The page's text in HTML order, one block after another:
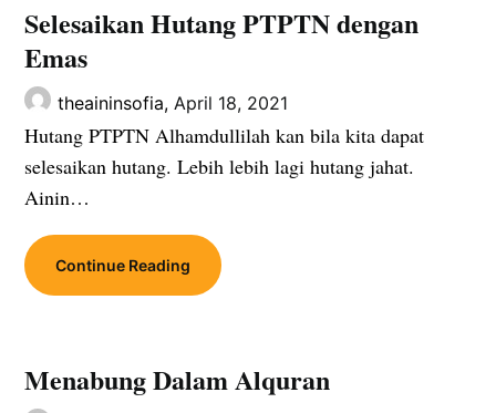
Selesaikan Hutang PTPTN dengan
Emas
theaininsofia,April 18, 2021
Hutang PTPTN Alhamdullilah kan bila kita dapat
selesaikan hutang. Lebih lebih lagi hutang jahat.
Ainin…
Continue Reading
Menabung Dalam Alquran